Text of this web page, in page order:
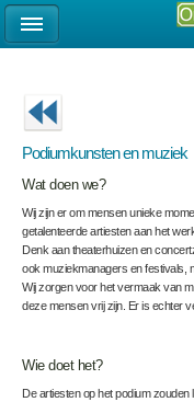
Podiumkunsten en muziek
Wat doen we?
Wij zijn er om mensen unieke
getalenteerde artiesten aan het
Denk aan theaterhuizen en
ook muziekmanagers en festivals,
Wij zorgen voor het vermaak van
deze mensen vrij zijn. Er is echter
Wie doet het?
De artiesten op het podium